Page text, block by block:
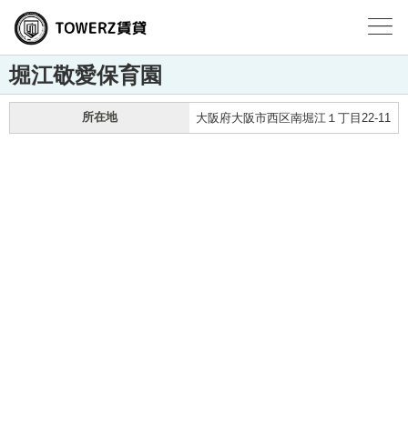
堀江敬愛保育園
所在地 大阪府大阪市西区南堀江１丁目22-11